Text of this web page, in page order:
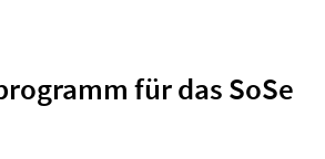
für das SoSe